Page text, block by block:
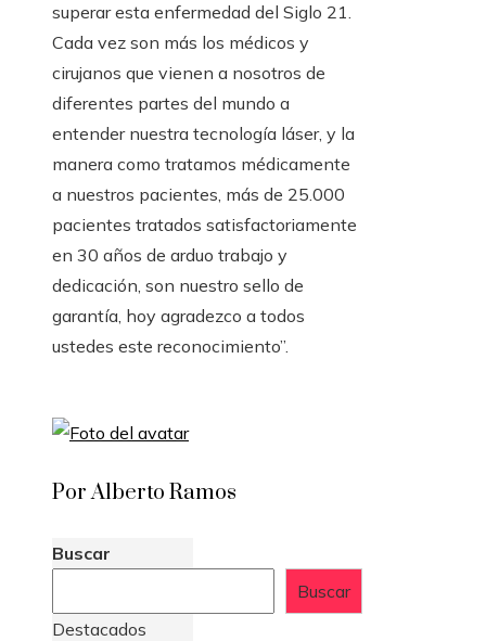
superar esta enfermedad del Siglo 21.
Cada vez son más los médicos y
cirujanos que vienen a nosotros de
diferentes partes del mundo a
entender nuestra tecnología láser, y la
manera como tratamos médicamente
a nuestros pacientes, más de 25.000
pacientes tratados satisfactoriamente
en 30 años de arduo trabajo y
dedicación, son nuestro sello de
garantía, hoy agradezco a todos
ustedes este reconocimiento”.
Por Alberto Ramos
Buscar
Buscar
Destacados